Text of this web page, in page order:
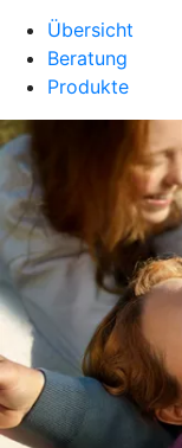
Übersicht
Beratung
Produkte